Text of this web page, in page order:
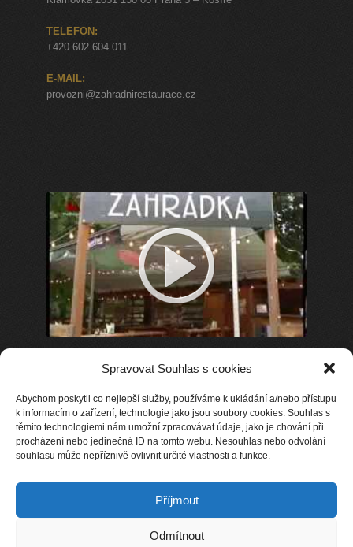
Spravovat Souhlas s cookies
Abychom poskytli co nejlepší služby, používáme k ukládání a/nebo přístupu
k informacím o zařízení, technologie jako jsou soubory cookies. Souhlas s
těmito technologiemi nám umožní zpracovávat údaje, jako je chování při
procházení nebo jedinečná ID na tomto webu. Nesouhlas nebo odvolání
souhlasu může nepříznivě ovlivnit určité vlastnosti a funkce.
Příjmout
Odmítnout
TELEFON:
+420 602 604 011
E-MAIL:
provozni@zahradnirestaurace.cz